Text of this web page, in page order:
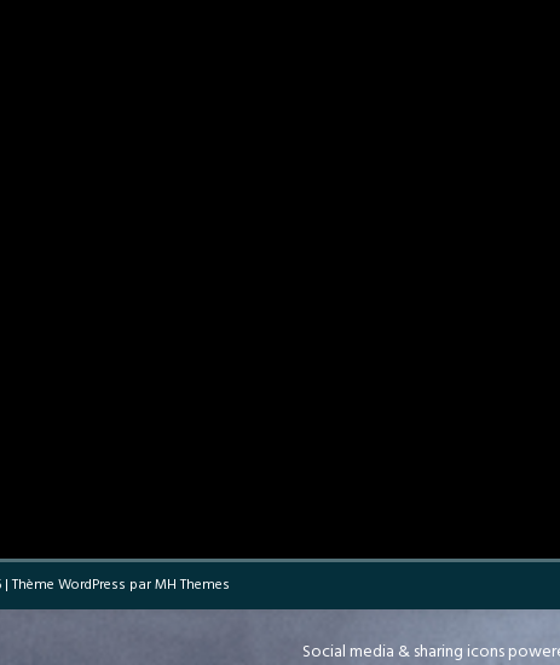
Thème WordPress parMH Themes
Social media & sharing icons